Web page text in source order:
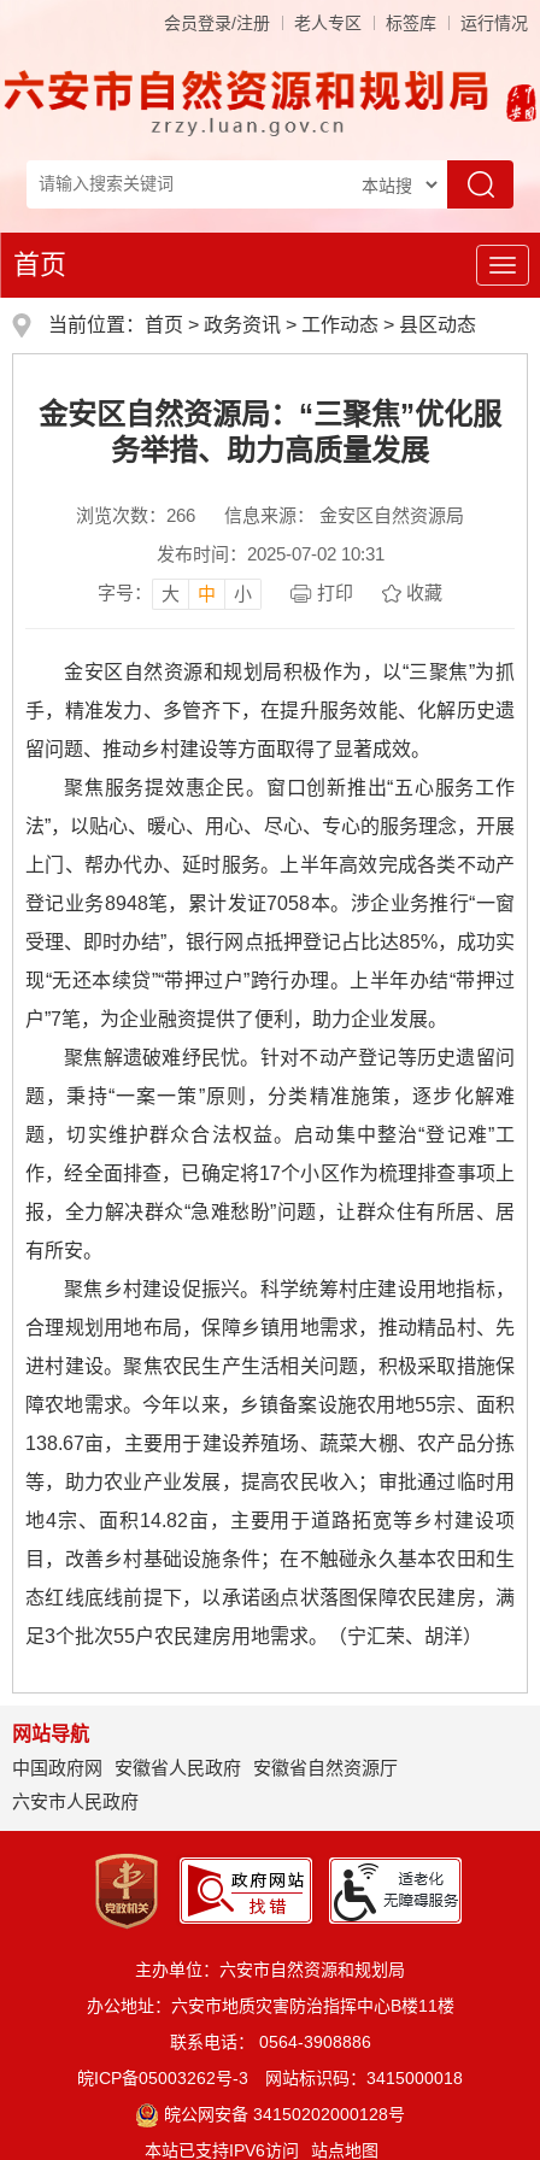
会员登录/注册 老人专区 标签库 运行情况
导
首页
当前位置： 首页 > 政务资讯 > 工作动态 > 县区动态
金安区自然资源局：“三聚焦”优化服
务举措、助力高质量发展
浏览次数： 266
信息来源： 金安区自然资源局
发布时间：2025-07-02 10:31
字号：
大 中 小 打印 收藏
金安区自然资源和规划局积极作为，以“三聚焦”为抓
手，精准发力、多管齐下，在提升服务效能、化解历史遗
留问题、推动乡村建设等方面取得了显著成效。
聚焦服务提效惠企民。窗口创新推出“五心服务工作
法”，以贴心、暖心、用心、尽心、专心的服务理念，开展
上门、帮办代办、延时服务。上半年高效完成各类不动产
登记业务8948笔，累计发证7058本。涉企业务推行“一窗
受理、即时办结”，银行网点抵押登记占比达85%，成功实
现“无还本续贷”“带押过户”跨行办理。上半年办结“带押过
户”7笔，为企业融资提供了便利，助力企业发展。
聚焦解遗破难纾民忧。针对不动产登记等历史遗留问
题，秉持“一案一策”原则，分类精准施策，逐步化解难
题，切实维护群众合法权益。启动集中整治“登记难”工
作，经全面排查，已确定将17个小区作为梳理排查事项上
报，全力解决群众“急难愁盼”问题，让群众住有所居、居
有所安。
聚焦乡村建设促振兴。科学统筹村庄建设用地指标，
合理规划用地布局，保障乡镇用地需求，推动精品村、先
进村建设。聚焦农民生产生活相关问题，积极采取措施保
障农地需求。今年以来，乡镇备案设施农用地55宗、面积
138.67亩，主要用于建设养殖场、蔬菜大棚、农产品分拣
等，助力农业产业发展，提高农民收入；审批通过临时用
地4宗、面积14.82亩，主要用于道路拓宽等乡村建设项
目，改善乡村基础设施条件；在不触碰永久基本农田和生
态红线底线前提下，以承诺函点状落图保障农民建房，满
足3个批次55户农民建房用地需求。（宁汇荣、胡洋）
网站导航
中国政府网
安徽省人民政府
安徽省自然资源厅
六安市人民政府
主办单位：六安市自然资源和规划局
办公地址：六安市地质灾害防治指挥中心B楼11楼
联系电话： 0564-3908886
皖ICP备05003262号-3
网站标识码：3415000018
皖公网安备 34150202000128号
本站已支持IPV6访问
站点地图